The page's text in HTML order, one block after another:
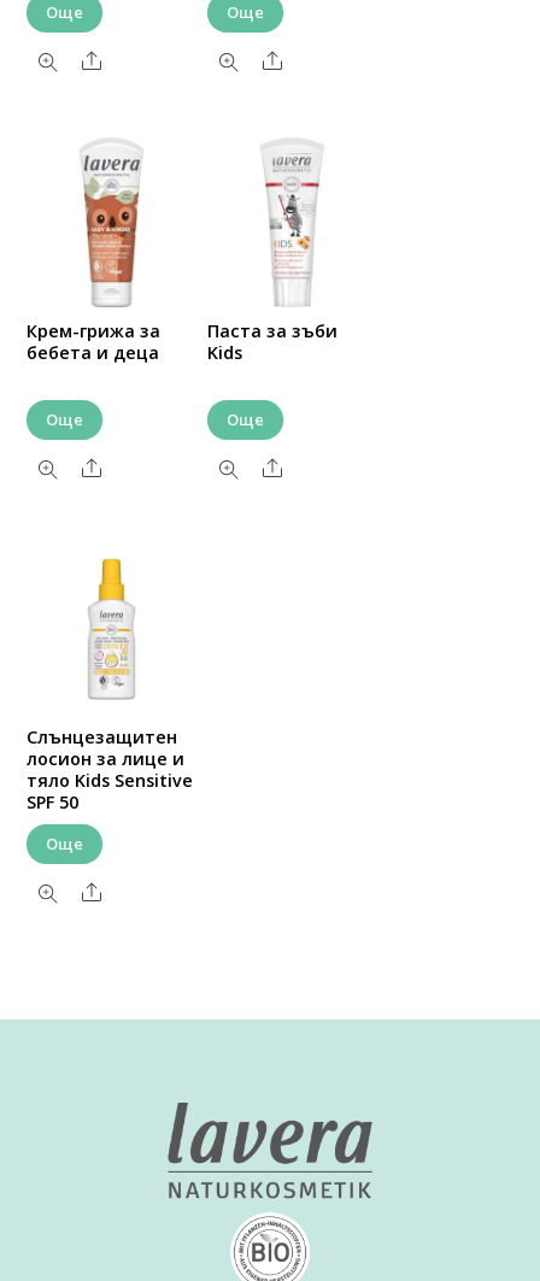
Още
Share
Още
Share
Крем-грижа за
бебета и деца
Още
Share
Паста за зъби
Kids
Още
Share
Слънцезащитен
лосион за лице и
тяло Kids Sensitive
SPF 50
Още
Share